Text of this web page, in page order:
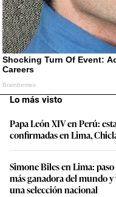
Lo más visto
Papa León XIV en Perú:
confirmadas en Lima,
Simone Biles en Lima:
más ganadora del mundo
una selección nacional